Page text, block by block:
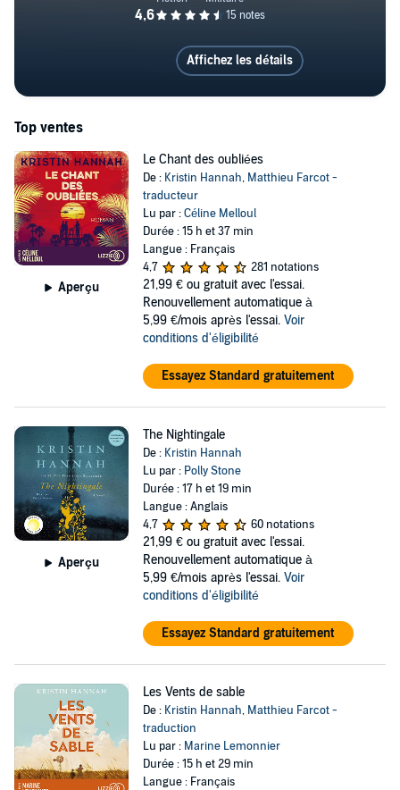
Au-delà du désert
Affichez les détails
Top ventes
Aperçu
Le Chant des oubliées
De : Kristin Hannah, Matthieu Farcot -
traducteur
Lu par :Céline Melloul
Durée : 15 h et 37 min
Langue : Français
4,7
281 notations
21,99 € ou gratuit avec l'essai.
Renouvellement automatique à
5,99 €/mois après l'essai. Voir
conditions d'éligibilité
Essayez Standard gratuitement
Aperçu
The Nightingale
De : Kristin Hannah
Lu par : Polly Stone
Durée : 17 h et 19 min
Langue : Anglais
4,7
60 notations
21,99 € ou gratuit avec l'essai.
Renouvellement automatique à
5,99 €/mois après l'essai. Voir
conditions d'éligibilité
Essayez Standard gratuitement
Les Vents de sable
De : Kristin Hannah, Matthieu Farcot -
traduction
Lu par : Marine Lemonnier
Durée : 15 h et 29 min
Langue : Français